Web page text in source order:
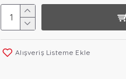
Alışveriş Listeme Ekle